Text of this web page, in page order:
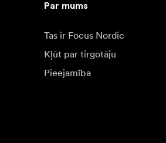
Par mums
Tas ir Focus Nordic
Kļūt par tirgotāju
Pieejamība